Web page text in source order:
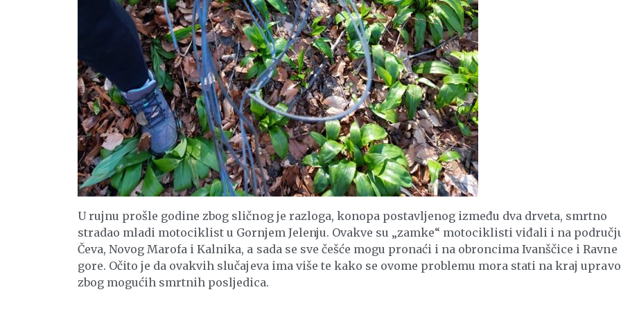
U rujnu prošle godine zbog sličnog je razloga, konopa postavljenog između dva drveta, smrtno
stradao mladi motociklist u Gornjem Jelenju. Ovakve su „zamke“ motociklisti viđali i na
Čeva, Novog Marofa i Kalnika, a sada se sve češće mogu pronaći i na obroncima Ivanščice i Ravne
gore. Očito je da ovakvih slučajeva ima više te kako se ovome problemu mora stati na kraj upravo
zbog mogućih smrtnih posljedica.